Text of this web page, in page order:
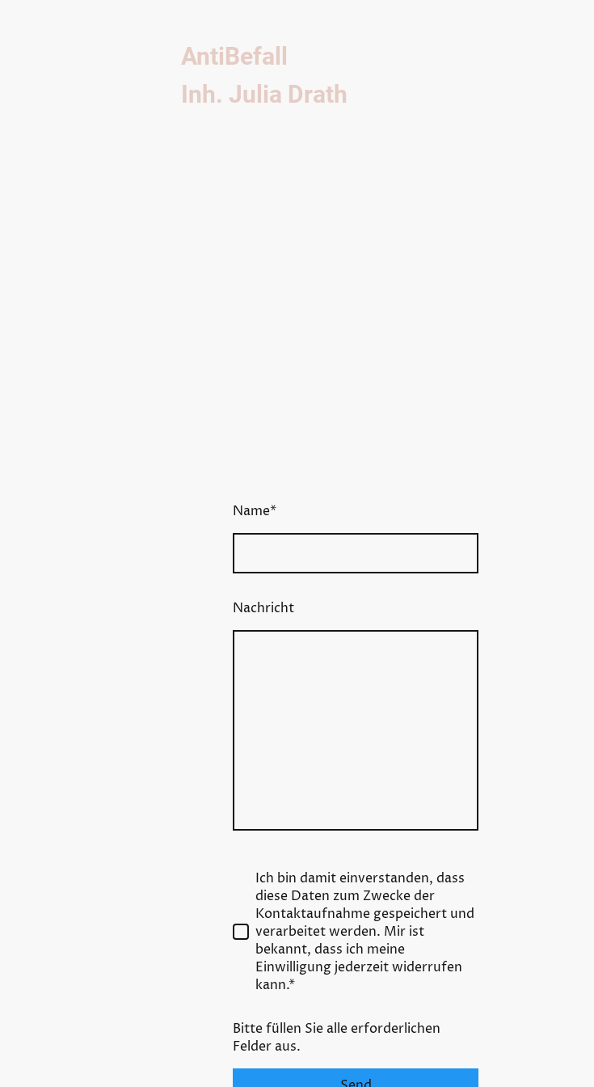
AntiBefall
Inh. Julia Drath
Name*
Nachricht
Ich bin damit einverstanden, dass
diese Daten zum Zwecke der
Kontaktaufnahme gespeichert und
verarbeitet werden. Mir ist
bekannt, dass ich meine
Einwilligung jederzeit widerrufen
kann.*
Bitte füllen Sie alle erforderlichen
Felder aus.